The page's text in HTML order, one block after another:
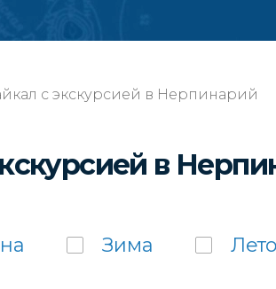
с экскурсией в Нерпинарий
в
Зима Лето